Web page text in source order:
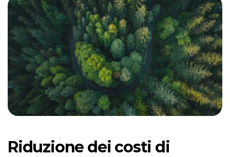
Riduzione dei costi di